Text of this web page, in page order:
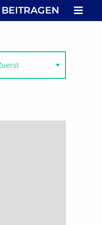
BEITRAGEN